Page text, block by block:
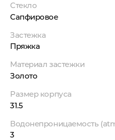
Стекло
Сапфировое
Застежка
Пряжка
Материал застежки
Золото
Размер корпуса
31.5
Водонепроницаемость
3